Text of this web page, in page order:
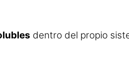
dentro del propio